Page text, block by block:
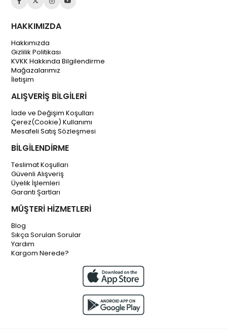
HAKKIMIZDA
Hakkımızda
Gizlilik Politikası
KVKK Hakkında Bilgilendirme
Mağazalarımız
İletişim
ALIŞVERİŞ BİLGİLERİ
İade ve Değişim Koşulları
Çerez(Cookie) Kullanımı
Mesafeli Satış Sözleşmesi
BİLGİLENDİRME
Teslimat Koşulları
Güvenli Alışveriş
Üyelik İşlemleri
Garanti Şartları
MÜŞTERİ HİZMETLERİ
Blog
Sıkça Sorulan Sorular
Yardım
Kargom Nerede?